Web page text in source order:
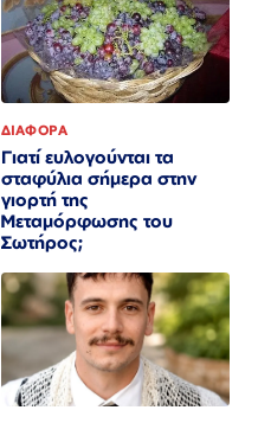
ΔΙΑΦΟΡΑ
Γιατί ευλογούνται τα
σταφύλια σήμερα στην
γιορτή της
Μεταμόρφωσης του
Σωτήρος;